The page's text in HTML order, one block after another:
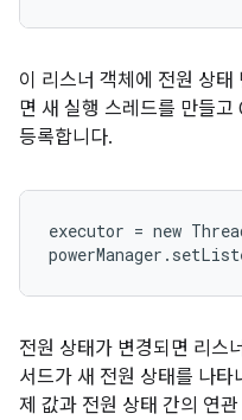
이 리스너 객체에 전원 상태
면 새 실행 스레드를 만들
등록합니다.
executor = new
전원 상태가 변경되면 리스
서드가 새 전원 상태를 나
제 값과 전원 상태 간의 연